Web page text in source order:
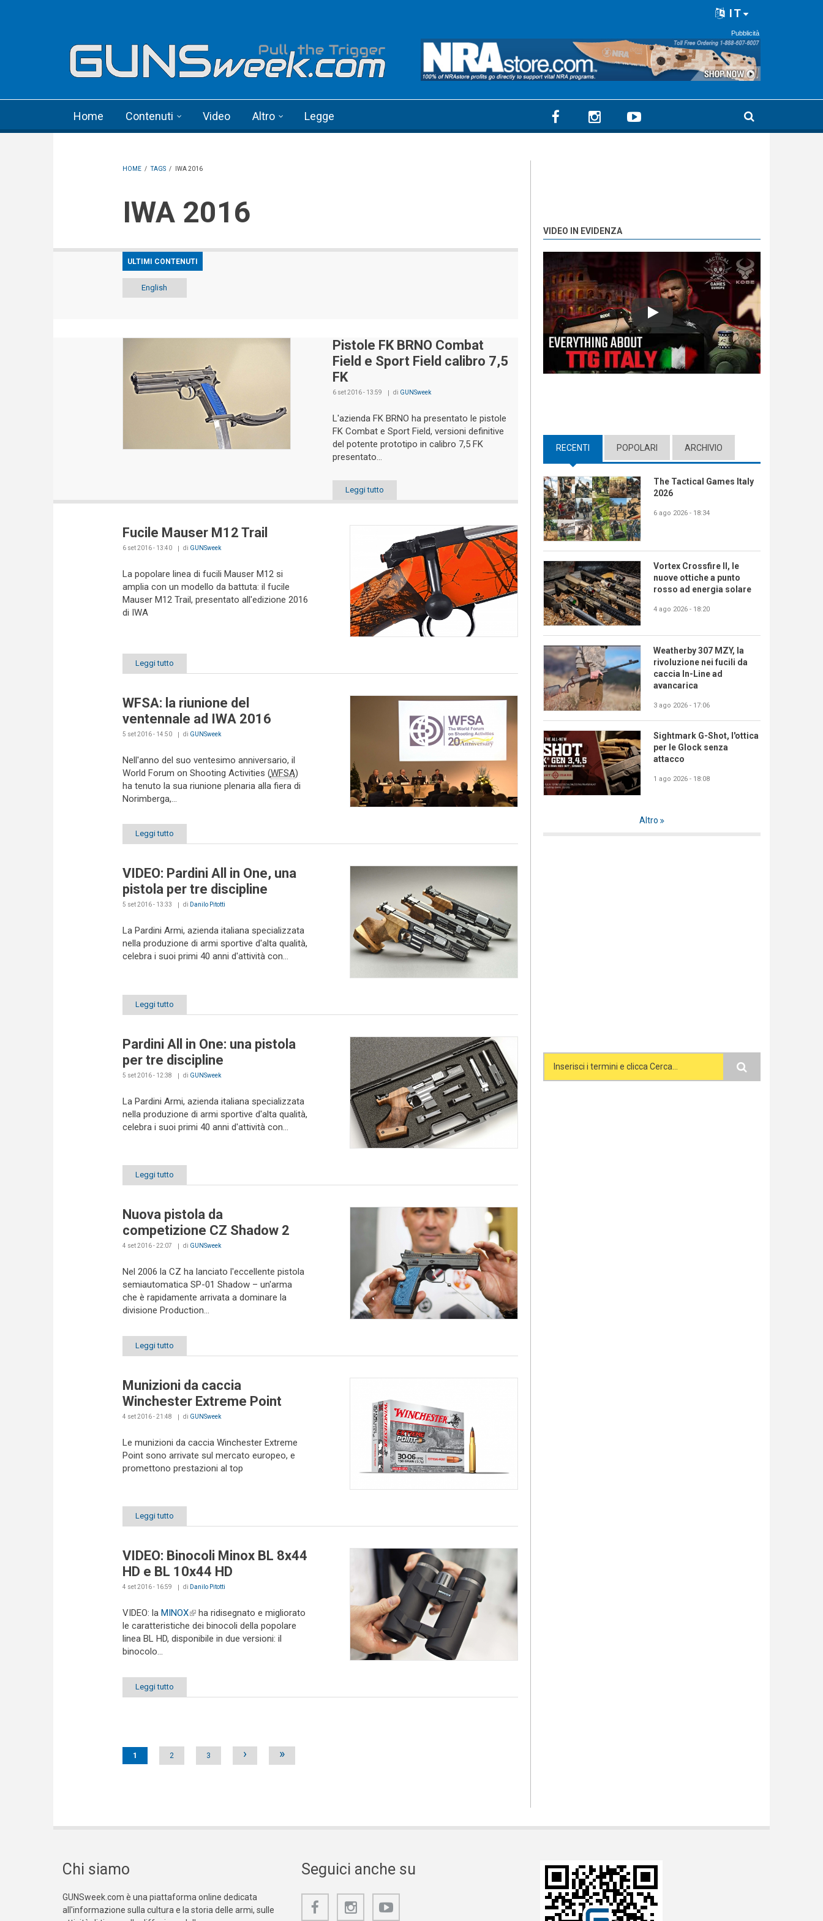
IT
Pubblicità
Home Contenuti Video Altro Legge
HOME / TAGS / IWA 2016
IWA 2016
ULTIMI CONTENUTI
English
Pistole FK BRNO Combat
Field e Sport Field calibro 7,5
FK
6 set 2016 - 13:59 di GUNSweek
L'azienda FK BRNO ha presentato le pistole
FK Combat e Sport Field, versioni definitive
del potente prototipo in calibro 7,5 FK
presentato...
Leggi tutto
Fucile Mauser M12 Trail
6 set 2016 - 13:40 di GUNSweek
La popolare linea di fucili Mauser M12 si
amplia con un modello da battuta: il fucile
Mauser M12 Trail, presentato all'edizione 2016
di IWA
Leggi tutto
WFSA: la riunione del
ventennale ad IWA 2016
5 set 2016 - 14:50 di GUNSweek
Nell'anno del suo ventesimo anniversario, il
World Forum on Shooting Activities (WFSA)
ha tenuto la sua riunione plenaria alla fiera di
Norimberga,...
Leggi tutto
VIDEO: Pardini All in One, una
pistola per tre discipline
5 set 2016 - 13:33 di Danilo Pitotti
La Pardini Armi, azienda italiana specializzata
nella produzione di armi sportive d'alta qualità,
celebra i suoi primi 40 anni d'attività con...
Leggi tutto
Pardini All in One: una pistola
per tre discipline
5 set 2016 - 12:38 di GUNSweek
La Pardini Armi, azienda italiana specializzata
nella produzione di armi sportive d'alta qualità,
celebra i suoi primi 40 anni d'attività con...
Leggi tutto
Nuova pistola da
competizione CZ Shadow 2
4 set 2016 - 22:07 di GUNSweek
Nel 2006 la CZ ha lanciato l'eccellente pistola
semiautomatica SP-01 Shadow – un'arma
che è rapidamente arrivata a dominare la
divisione Production...
Leggi tutto
Munizioni da caccia
Winchester Extreme Point
4 set 2016 - 21:48 di GUNSweek
Le munizioni da caccia Winchester Extreme
Point sono arrivate sul mercato europeo, e
promettono prestazioni al top
Leggi tutto
VIDEO: Binocoli Minox BL 8x44
HD e BL 10x44 HD
4 set 2016 - 16:59 di Danilo Pitotti
VIDEO: la MINOX(link is external)
ha ridisegnato e migliorato
le caratteristiche dei binocoli della popolare
linea BL HD, disponibile in due versioni: il
binocolo...
Leggi tutto
Pages
1 2 3 › »
VIDEO IN EVIDENZA
Play
RECENTI (ACTIVE TAB)
POPOLARI ARCHIVIO
The Tactical Games Italy
2026
6 ago 2026 - 18:34
Vortex Crossfire II, le
nuove ottiche a punto
rosso ad energia solare
4 ago 2026 - 18:20
Weatherby 307 MZY, la
rivoluzione nei fucili da
caccia In-Line ad
avancarica
3 ago 2026 - 17:06
Sightmark G-Shot, l'ottica
per le Glock senza
attacco
1 ago 2026 - 18:08
Altro
Search form
Chi siamo
GUNSweek.com è una piattaforma online dedicata
all'informazione sulla cultura e la storia delle armi, sulle
Seguici anche su